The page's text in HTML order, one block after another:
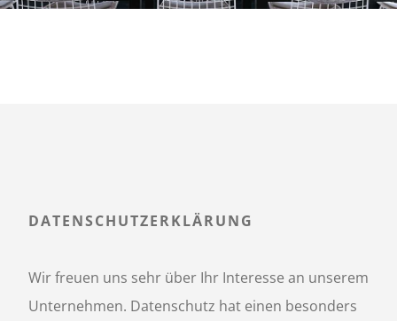
n
:
DATENSCHUTZERKLÄRUNG
Wir freuen uns sehr über Ihr Interesse an unserem
Unternehmen. Datenschutz hat einen besonders